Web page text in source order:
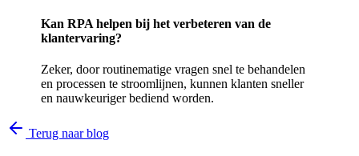
Kan RPA helpen bij het verbeteren van de
klantervaring?
Zeker, door routinematige vragen snel te behandelen
en processen te stroomlijnen, kunnen klanten sneller
en nauwkeuriger bediend worden.
Terug naar blog